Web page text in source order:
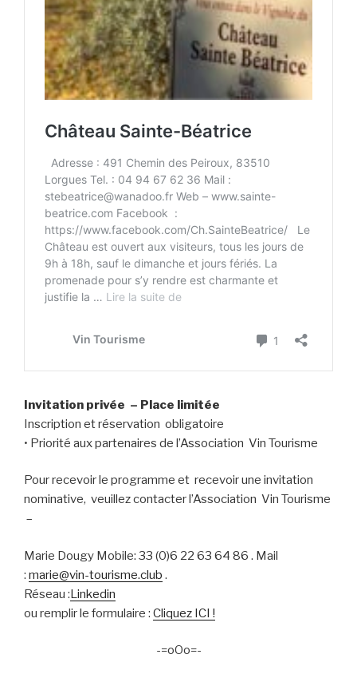
Invitation privée – Place limitée
Inscription et réservation obligatoire
• Priorité aux partenaires de l’Association Vin Tourisme
Pour recevoir le programme et recevoir une invitation
nominative, veuillez contacter l’Association Vin Tourisme
–
Marie Dougy Mobile: 33 (0)6 22 63 64 86 . Mail
: marie@vin-tourisme.club .
Réseau :Linkedin
ou remplir le formulaire : Cliquez ICI !
-=oOo=-